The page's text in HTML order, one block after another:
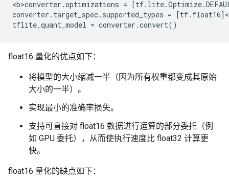
<b>converter.optimizations =
converter.target_spec.supported_types =
float16 量化的优点如下：
将模型的大小缩减一半（因为所有权重都变成其原始
大小的一半）。
实现最小的准确率损失。
支持可直接对 float16 数据进行运算的部分委托（例
如 GPU 委托），从而使执行速度比 float32 计算更
快。
float16 量化的缺点如下：